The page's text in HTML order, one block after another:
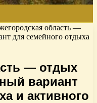
область —
для семейного отдыха
— отдых
вариант
и активного